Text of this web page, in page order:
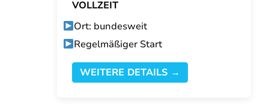
VOLLZEIT
Ort: bundesweit
Regelmäßiger Start
WEITERE DETAILS →